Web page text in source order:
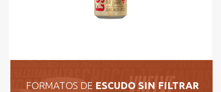
FORMATOS DE ESCUDO SIN FILTRAR